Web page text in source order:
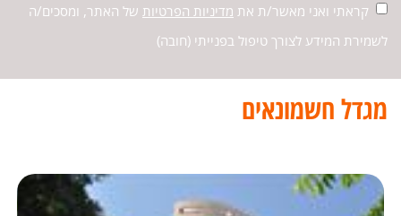
קראתי ואני מאשר/ת את מדיניות הפרטיות של האתר, ומסכים/ה
לשמירת המידע לצורך טיפול בפנייתי (חובה)
מגדל חשמונאים